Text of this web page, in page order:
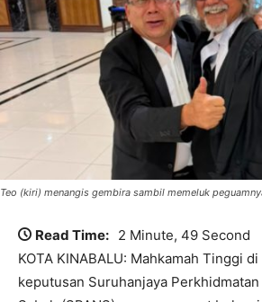
Teo (kiri) menangis gembira sambil memeluk
Read Time: 2 Minute, 49 Second
KOTA KINABALU: Mahkamah Tinggi
keputusan Suruhanjaya